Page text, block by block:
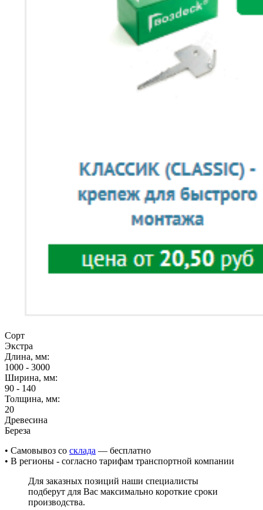
Сорт
Экстра
Длина, мм:
1000 - 3000
Ширина, мм:
90 - 140
Толщина, мм:
20
Древесина
Береза
• Cамовывоз со склада — бесплатно
• В регионы - согласно тарифам транспортной компании
Для заказных позиций наши специалисты
подберут для Вас максимально короткие сроки
производства.